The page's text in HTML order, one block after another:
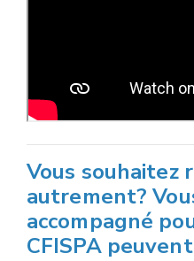
Vous souhaitez
autrement?
accompagné
CFISPA